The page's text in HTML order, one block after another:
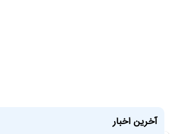
آخرین اخبار